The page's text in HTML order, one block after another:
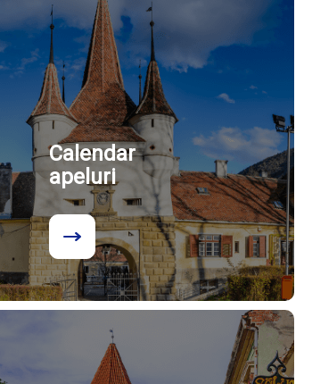
Calendar
apeluri